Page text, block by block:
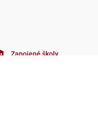
Zapojené školy